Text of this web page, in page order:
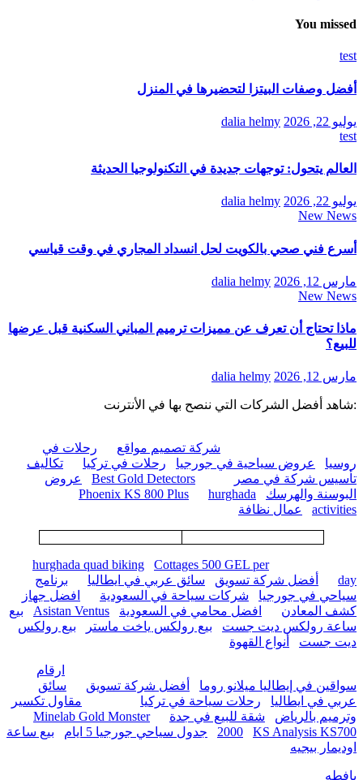
You missed
test
أفضل وصفات البيتزا لتحضيرها في المنزل
يوليو 22, 2026
dalia helmy
test
العالم يتحول: توجهات جديدة في التكنولوجيا الحديثة
يوليو 22, 2026
dalia helmy
New News
أسرع فني صحي بالكويت لحل انسداد المجاري في وقت قياسي
مارس 12, 2026
dalia helmy
New News
ماذا تحتاج أن تعرف عن مميزات ترميم المباني السكنية قبل عرضها
للبيع؟
مارس 12, 2026 dalia helmy
:شاهد أفضل الشركات التي ننصح بها في الأنترنت
شركة تصميم مواقع
رحلات في
روسيا
عروض سياحية في جورجيا رحلات في تركيا
تكاليف
تأسيس شركة في مصر
Best Gold Detectors
عروض
البوسنة والهرسك
Phoenix KS 800 Plus
hurghada
activities
عمال نظافة
hurghada quad biking
Cottages 500 GEL per
day
أفضل شركة تسويق سائق عربي في ايطاليا
برنامج
سياحي في جورجيا
شركات سياحة في السعودية
افضل جهاز
كشف المعادن
افضل محامي في السعودية Asistan Ventus
بيع
ساعة رولكس ديت جست
بيع رولكس ياخت ماستر
بيع رولكس
ديت جست
أنواع القهوة
ارقام
سواقين في إيطاليا ميلانو روما
أفضل شركة تسويق
سائق
عربي في ايطاليا
رحلات سياحة في تركيا
مقاول تكسير
وترميم بالرياض
شقة للبيع في جدة
Minelab Gold Monster
2000
KS Analysis KS700 جدول سياحي جورجيا 5 ايام
بيع ساعة
اوديمار بيجيه
يافطه